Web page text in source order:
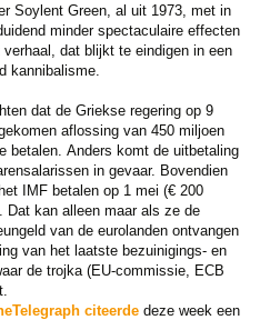
Soylent Green, al uit 1973, met in
minder spectaculaire effecten
dat blijkt te eindigen in een
kannibalisme.
dat de Griekse regering op 9
aflossing van 450 miljoen
betalen. Anders komt de uitbetaling
in gevaar. Bovendien
IMF betalen op 1 mei (€ 200
Dat kan alleen maar als ze de
van de eurolanden ontvangen
van het laatste bezuinigings- en
de trojka (EU-commissie, ECB
citeerdedeze week een